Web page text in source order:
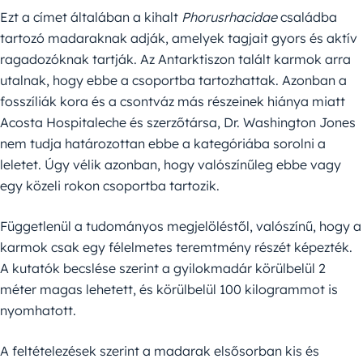
Ezt a címet általában a kihalt Phorusrhacidaecsaládba
tartozó madaraknak adják, amelyek tagjait gyors és aktív
ragadozóknak tartják. Az Antarktiszon talált karmok arra
utalnak, hogy ebbe a csoportba tartozhattak. Azonban a
fosszíliák kora és a csontváz más részeinek hiánya miatt
Acosta Hospitaleche és szerzőtársa, Dr. Washington Jones
nem tudja határozottan ebbe a kategóriába sorolni a
leletet. Úgy vélik azonban, hogy valószínűleg ebbe vagy
egy közeli rokon csoportba tartozik.
Függetlenül a tudományos megjelöléstől, valószínű, hogy a
karmok csak egy félelmetes teremtmény részét képezték.
A kutatók becslése szerint a gyilokmadár körülbelül 2
méter magas lehetett, és körülbelül 100 kilogrammot is
nyomhatott.
A feltételezések szerint a madarak elsősorban kis és